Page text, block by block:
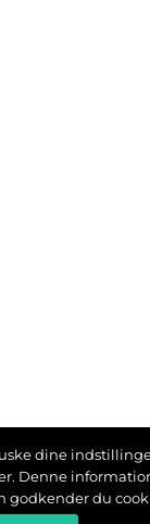
dine
Denne
godkender du